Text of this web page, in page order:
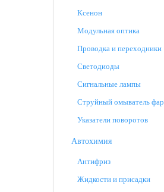
Ксенон
Модульная оптика
Проводка и переходники
Светодиоды
Сигнальные лампы
Струйный омыватель фар
Указатели поворотов
Автохимия
Антифриз
Жидкости и присадки